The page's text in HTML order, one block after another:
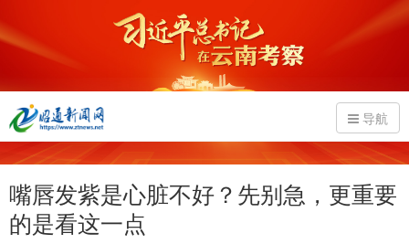
导航
嘴唇发紫是心脏不好？先别急，更重要
的是看这一点